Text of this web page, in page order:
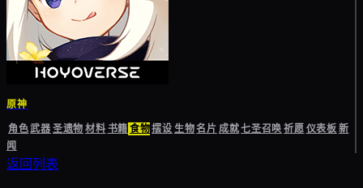
原神
角色武器圣遗物材料书籍食物摆设生物名片成就七圣召唤祈愿仪表板新
闻
返回列表